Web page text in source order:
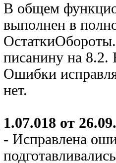
В общем
выполнен в
писанину на 8.2.
Ошибки
нет.
1.07.018 от
- Исправлена